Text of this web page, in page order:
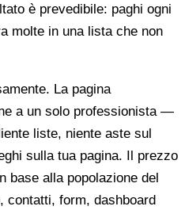
è prevedibile: paghi ogni
molte in una lista che non
La pagina
a un solo professionista —
liste, niente aste sul
sulla tua pagina. Il prezzo
base alla popolazione del
contatti, form, dashboard